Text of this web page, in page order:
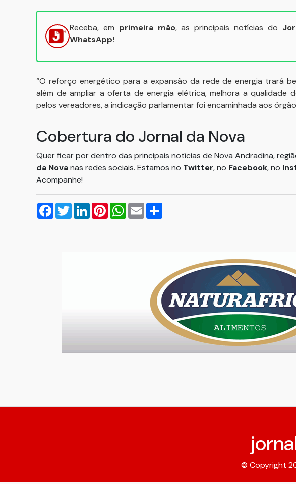
Receba, em primeira mão, as principais notícias do
WhatsApp!
“O reforço energético para a expansão da rede de energia trará
além de ampliar a oferta de energia elétrica, melhora a qualidade
pelos vereadores, a indicação parlamentar foi encaminhada aos
Cobertura do Jornal da Nova
Quer ficar por dentro das principais notícias de Nova Andradina,
da Novanas redes sociais. Estamos no Twitter, no Facebook, no
Acompanhe!
Facebook
TwitterLinkedInPinterestWhatsApp
Email
© Copyright